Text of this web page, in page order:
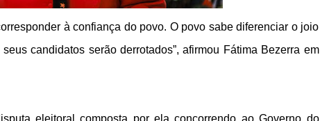
à confiança do povo. O povo sabe diferenciar o joio
candidatos serão derrotados”, afirmou Fátima Bezerra em
eleitoral composta por ela concorrendo ao Governo do